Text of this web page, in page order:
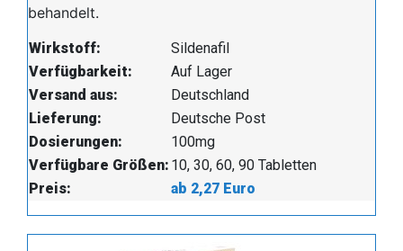
behandelt.
Wirkstoff:
Sildenafil
Verfügbarkeit:
Auf Lager
Versand aus:
Deutschland
Lieferung:
Deutsche Post
Dosierungen:
100mg
Verfügbare Größen: 10, 30, 60, 90 Tabletten
Preis:
ab 2,27 Euro